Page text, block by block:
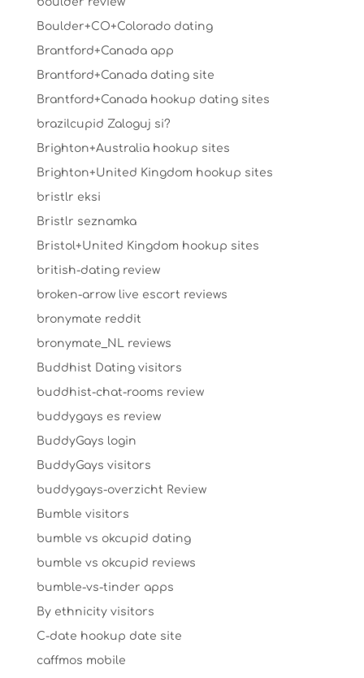
Boulder+CO+Colorado dating
Brantford+Canada app
Brantford+Canada dating site
Brantford+Canada hookup dating sites
brazilcupid Zaloguj si?
Brighton+Australia hookup sites
Brighton+United Kingdom hookup sites
bristlr eksi
Bristlr seznamka
Bristol+United Kingdom hookup sites
british-dating review
broken-arrow live escort reviews
bronymate reddit
bronymate_NL reviews
Buddhist Dating visitors
buddhist-chat-rooms review
buddygays es review
BuddyGays login
BuddyGays visitors
buddygays-overzicht Review
Bumble visitors
bumble vs okcupid dating
bumble vs okcupid reviews
bumble-vs-tinder apps
By ethnicity visitors
C-date hookup date site
caffmos mobile